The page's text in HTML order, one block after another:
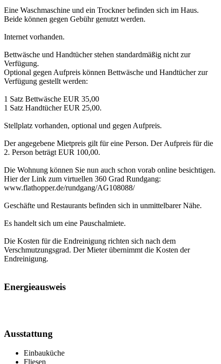
Eine Waschmaschine und ein Trockner befinden sich im Haus.
Beide können gegen Gebühr genutzt werden.
Internet vorhanden.
Bettwäsche und Handtücher stehen standardmäßig nicht zur
Verfügung.
Optional gegen Aufpreis können Bettwäsche und Handtücher zur
Verfügung gestellt werden:
1 Satz Bettwäsche EUR 35,00
1 Satz Handtücher EUR 25,00.
Stellplatz vorhanden, optional und gegen Aufpreis.
Der angegebene Mietpreis gilt für eine Person. Der Aufpreis für die
2. Person beträgt EUR 100,00.
Die Wohnung können Sie nun auch schon vorab online besichtigen.
Hier der Link zum virtuellen 360 Grad Rundgang:
www.flathopper.de/rundgang/AG108088/
Geschäfte und Restaurants befinden sich in unmittelbarer Nähe.
Es handelt sich um eine Pauschalmiete.
Die Kosten für die Endreinigung richten sich nach dem
Verschmutzungsgrad. Der Mieter übernimmt die Kosten der
Endreinigung.
Energieausweis
Ausstattung
Einbauküche
Fliesen